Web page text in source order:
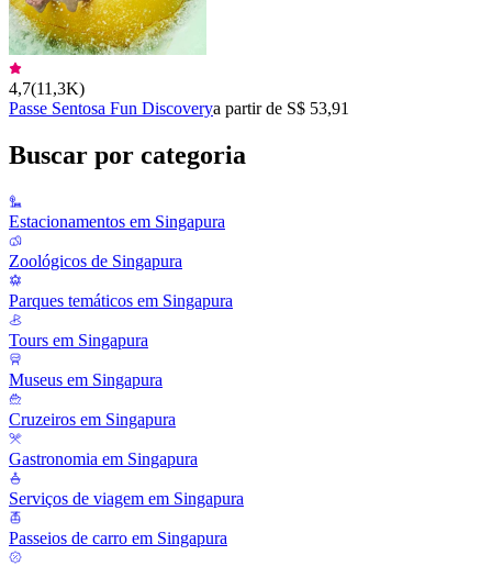
4,7(11,3K)
Passe Sentosa Fun Discoverya partir de S$ 53,91
Buscar por categoria
Estacionamentos em Singapura
Zoológicos de Singapura
Parques temáticos em Singapura
Tours em Singapura
Museus em Singapura
Cruzeiros em Singapura
Gastronomia em Singapura
Serviços de viagem em Singapura
Passeios de carro em Singapura